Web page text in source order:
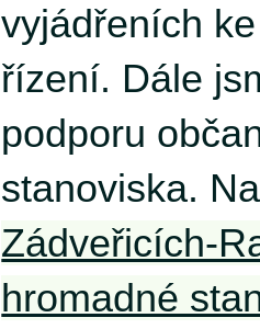
vyjádřeních
řízení. Dále
podporu
stanoviska.
Zádveřicích-
hromadné